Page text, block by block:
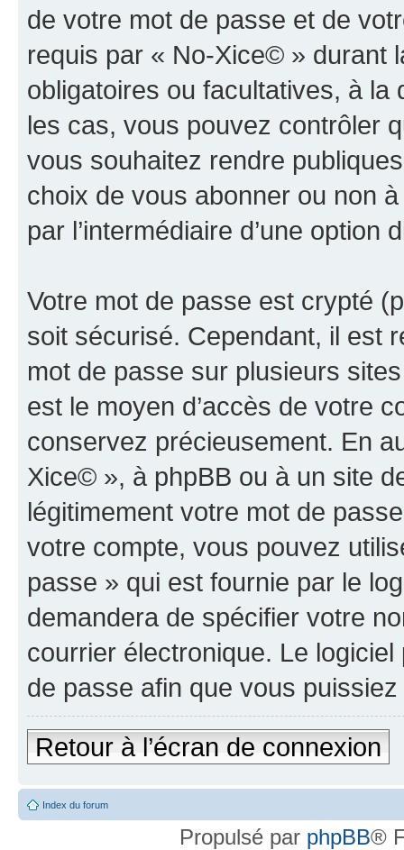
de votre mot de passe et de
requis par « No-Xice© » durant
obligatoires ou facultatives, à
les cas, vous pouvez contrôler
vous souhaitez rendre
choix de vous abonner ou non
par l’intermédiaire d’une
Votre mot de passe est crypté
soit sécurisé. Cependant, il est
mot de passe sur plusieurs
est le moyen d’accès de votre
conservez précieusement. En
Xice© », à phpBB ou à un site
légitimement votre mot de
votre compte, vous pouvez
passe » qui est fournie par le
demandera de spécifier votre
courrier électronique. Le
de passe afin que vous
Retour à l’écran de connexion
Index du forum
Propulsé par phpBB®